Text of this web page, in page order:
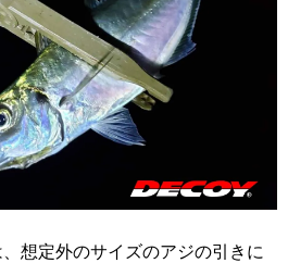
、想定外のサイズのアジの引きに